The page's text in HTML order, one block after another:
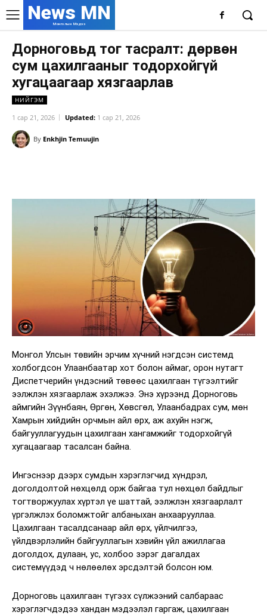
News MN
Монголын Мэдээ
Дорноговьд тог тасралт: дөрвөн
сум цахилгааныг тодорхойгүй
хугацаагаар хязгаарлав
НИЙГЭМ
1 сар 21, 2026 Updated: 1 сар 21, 2026
By Enkhjin Temuujin
Монгол Улсын төвийн эрчим хүчний нэгдсэн системд
холбогдсон Улаанбаатар хот болон аймаг, орон нутагт
Диспетчерийн үндэсний төвөөс цахилгаан түгээлтийг
ээлжлэн хязгаарлаж эхэлжээ. Энэ хүрээнд Дорноговь
аймгийн Зүүнбаян, Өргөн, Хөвсгөл, Улаанбадрах сум, мөн
Хамрын хийдийн орчмын айл өрх, аж ахуйн нэгж,
байгууллагуудын цахилгаан хангамжийг тодорхойгүй
хугацаагаар тасалсан байна.
Ингэснээр дээрх сумдын хэрэглэгчид хүндрэл,
доголдолтой нөхцөлд орж байгаа тул нөхцөл байдлыг
тогтворжуулах хүртэл үе шаттай, ээлжлэн хязгаарлалт
үргэлжлэх боломжтойг албаныхан анхаарууллаа.
Цахилгаан тасалдсанаар айл өрх, үйлчилгээ,
үйлдвэрлэлийн байгууллагын хэвийн үйл ажиллагаа
доголдох, дулаан, ус, холбоо зэрэг дагалдах
системүүдэд ч нөлөөлөх эрсдэлтэй болсон юм.
Дорноговь цахилгаан түгээх сүлжээний салбараас
хэрэглэгчдэдээ хандан мэдээлэл гаргаж, цахилгаан